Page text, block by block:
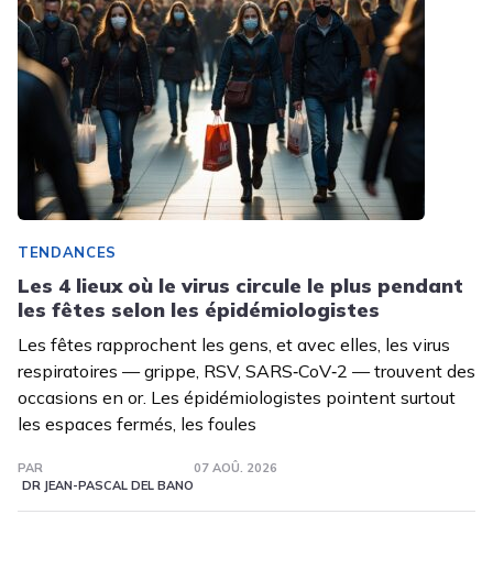
TENDANCES
Les 4 lieux où le virus circule le plus pendant
les fêtes selon les épidémiologistes
Les fêtes rapprochent les gens, et avec elles, les virus
respiratoires — grippe, RSV, SARS‑CoV‑2 — trouvent des
occasions en or. Les épidémiologistes pointent surtout
les espaces fermés, les foules
PAR
DR JEAN-PASCAL DEL BANO
07 AOÛ. 2026